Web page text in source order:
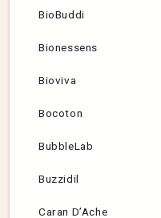
BioBuddi
Bionessens
Bioviva
Bocoton
BubbleLab
Buzzidil
Caran D’Ache